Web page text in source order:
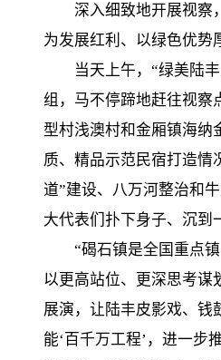
深入细致地开展视察
为发展红利、以绿色优势
当天上午，“绿美陆
组，马不停蹄地赶往视察
型村浅澳村和金厢镇海纳
质、精品示范民宿打造情
道”建设、八万河整治和
大代表们扑下身子、沉到
“碣石镇是全国重点
以更高站位、更深思考谋
展演，让陆丰皮影戏、钱
能‘百千万工程’，进一步